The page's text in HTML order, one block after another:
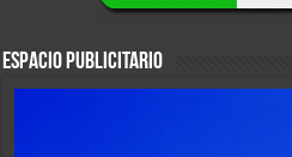
ESPACIO PUBLICITARIO